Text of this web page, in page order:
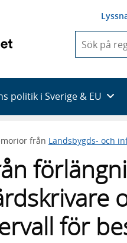
du
skriva
framträder
en
med
politik i Sverige & EU
från Landsbygds- och
för